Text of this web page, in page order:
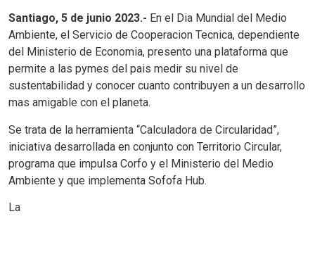
Santiago, 5 de junio 2023.- En el Dia Mundial del Medio
Ambiente, el Servicio de Cooperacion Tecnica, dependiente
del Ministerio de Economia, presento una plataforma que
permite a las pymes del pais medir su nivel de
sustentabilidad y conocer cuanto contribuyen a un desarrollo
mas amigable con el planeta.
Se trata de la herramienta “Calculadora de Circularidad”,
iniciativa desarrollada en conjunto con Territorio Circular,
programa que impulsa Corfo y el Ministerio del Medio
Ambiente y que implementa Sofofa Hub.
La